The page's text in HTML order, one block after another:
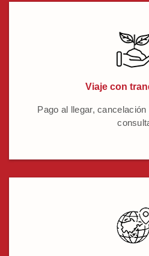
Viaje con
Pago al llegar,